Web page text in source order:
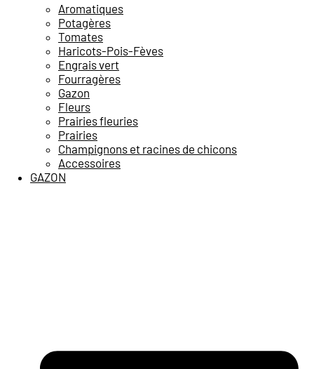
Aromatiques
Potagères
Tomates
Haricots-Pois-Fèves
Engrais vert
Fourragères
Gazon
Fleurs
Prairies fleuries
Prairies
Champignons et racines de chicons
Accessoires
GAZON